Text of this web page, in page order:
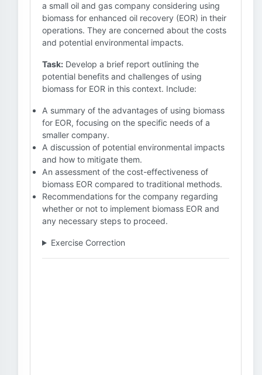
a small oil and gas company considering using
biomass for enhanced oil recovery (EOR) in their
operations. They are concerned about the costs
and potential environmental impacts.
Task: Develop a brief report outlining the
potential benefits and challenges of using
biomass for EOR in this context. Include:
A summary of the advantages of using biomass
for EOR, focusing on the specific needs of a
smaller company.
A discussion of potential environmental impacts
and how to mitigate them.
An assessment of the cost-effectiveness of
biomass EOR compared to traditional methods.
Recommendations for the company regarding
whether or not to implement biomass EOR and
any necessary steps to proceed.
Exercise Correction